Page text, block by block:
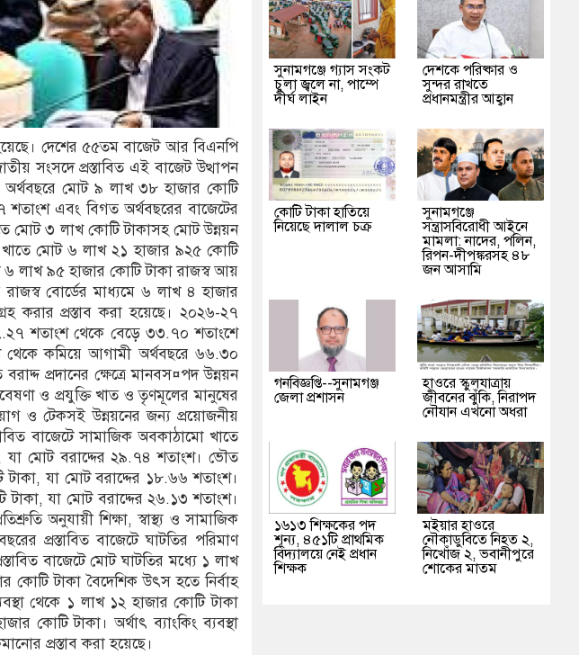
দেশের ৫৫তম বাজেট আর বিএনপি
সংসদে প্রস্তাবিত এই বাজেট উত্থাপন
মোট ৯ লাখ ৩৮ হাজার কোটি
শতাংশ এবং বিগত অর্থবছরের বাজেটের
মোট ৩ লাখ কোটি টাকাসহ মোট উন্নয়ন
মোট ৬ লাখ ২১ হাজার ৯২৫ কোটি
৬ লাখ ৯৫ হাজার কোটি টাকা রাজস্ব আয়
বোর্ডের মাধ্যমে ৬ লাখ ৪ হাজার
করার প্রস্তাব করা হয়েছে। ২০২৬-২৭
শতাংশ থেকে বেড়ে ৩৩.৭০ শতাংশে
থেকে কমিয়ে আগামী অর্থবছরে ৬৬.৩০
প্রদানের ক্ষেত্রে মানবস¤পদ উন্নয়ন
গবেষণা ও প্রযুক্তি খাত ও তৃণমূলের মানুষের
ও টেকসই উন্নয়নের জন্য প্রয়োজনীয়
বাজেটে সামাজিক অবকাঠামো খাতে
যা মোট বরাদ্দের ২৯.৭৪ শতাংশ। ভৌত
যা মোট বরাদ্দের ১৮.৬৬ শতাংশ।
টাকা, যা মোট বরাদ্দের ২৬.১৩ শতাংশ।
অনুযায়ী শিক্ষা, স্বাস্থ্য ও সামাজিক
প্রস্তাবিত বাজেটে ঘাটতির পরিমাণ
বাজেটে মোট ঘাটতির মধ্যে ১ লাখ
টাকা বৈদেশিক উৎস হতে নির্বাহ
থেকে ১ লাখ ১২ হাজার কোটি টাকা
কোটি টাকা। অর্থাৎ ব্যাংকিং ব্যবস্থা
প্রস্তাব করা হয়েছে।
সুনামগঞ্জে গ্যাস সংকট
চুলা জ্বলে না, পাম্পে
দীর্ঘ লাইন
দেশকে পরিষ্কার ও
সুন্দর রাখতে
প্রধানমন্ত্রীর আহ্বান
কোটি টাকা হাতিয়ে
নিয়েছে দালাল চক্র
‎সুনামগঞ্জে
সন্ত্রাসবিরোধী আইনে
মামলা: নাদের, পলিন,
রিপন-দীপঙ্করসহ ৪৮
জন আসামি
গনবিজ্ঞপ্তি--সুনামগঞ্জ
জেলা প্রশাসন
হাওরে স্কুলযাত্রায়
জীবনের ঝুঁকি, নিরাপদ
নৌযান এখনো অধরা
১৬১৩ শিক্ষকের পদ
শূন্য, ৪৫১টি প্রাথমিক
বিদ্যালয়ে নেই প্রধান
শিক্ষক
মইয়ার হাওরে
নৌকাডুবিতে নিহত ২,
নিখোঁজ ২, ভবানীপুরে
শোকের মাতম